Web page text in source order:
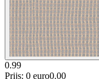
0.99
Prijs: 0 euro0.00